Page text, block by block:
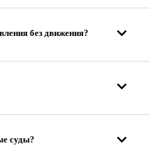
без движения?
суды?